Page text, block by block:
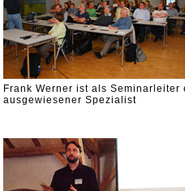
Frank Werner ist als Seminarleiter
ausgewiesener Spezialist